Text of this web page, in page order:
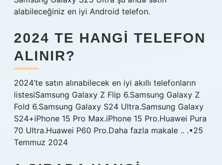
alabileceğiniz en iyi Android telefon.
2024 TE HANGI TELEFON
ALINIR?
2024’te satın alınabilecek en iyi akıllı telefonların
listesiSamsung Galaxy Z Flip 6.Samsung Galaxy Z
Fold 6.Samsung Galaxy S24 Ultra.Samsung Galaxy
S24+iPhone 15 Pro Max.iPhone 15 Pro.Huawei Pura
70 Ultra.Huawei P60 Pro.Daha fazla makale .. .•25
Temmuz 2024